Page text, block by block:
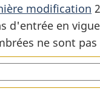
modification
d'entrée en
ne sont